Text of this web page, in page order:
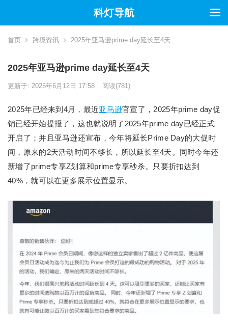
首页 跨境资讯 2025年亚马逊prime day延长至4天
2025年亚马逊prime day延长至4天
更新于: 2025年6月12日 17:58 阅读(781)
2025年已经来到4月，最近亚马逊官宣了，2025年prime day促
销已经开始提报了，这也就说明了2025年prime day已经正式
开启了；并且亚马逊还宣布，今年将延长Prime Day的大促时
间，原来的2天活动时间不够长，所以延长至4天。同时今年还
新增了prime专享Z划算和prime专享秒杀。只要折扣达到
40%，就可以在更多展示位置显示。
科灯导航